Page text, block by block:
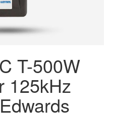
T-500W
125kHz